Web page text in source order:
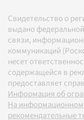
Свидетельство о
выдано
связи,
коммуникаций
несет
содержащейся в
предоставляет
Информация об
На
рекомендательные